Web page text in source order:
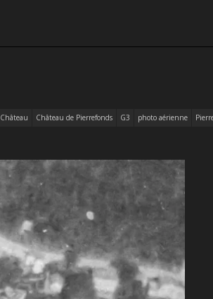
Château Château de Pierrefonds G3 photo aérienne